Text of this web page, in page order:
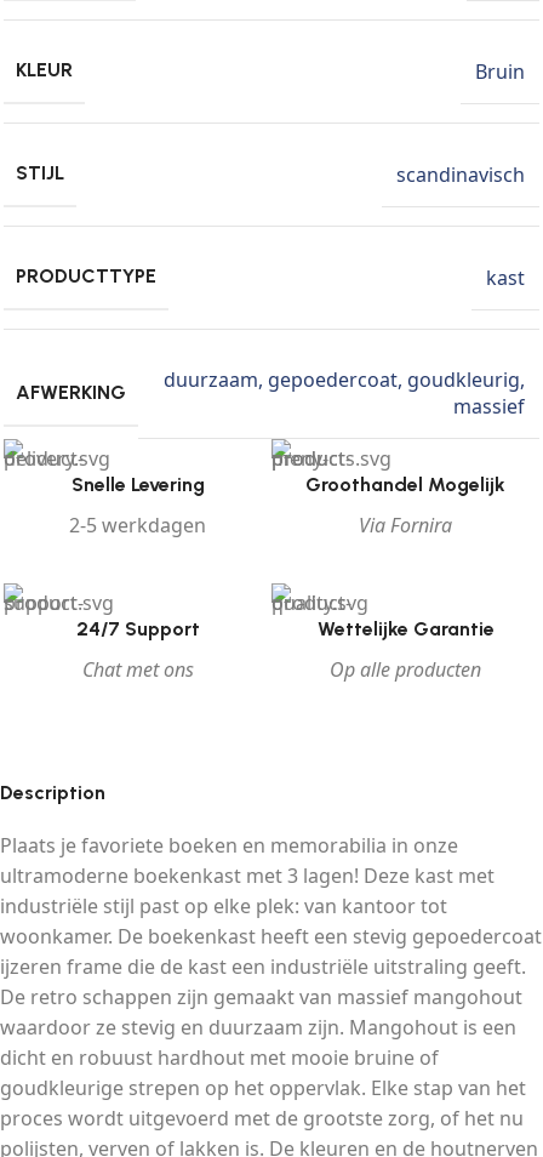
KLEUR Bruin
STIJL scandinavisch
PRODUCTTYPE kast
AFWERKING duurzaam, gepoedercoat, goudkleurig,
massief
Snelle Levering
2-5 werkdagen
Groothandel Mogelijk
Via Fornira
24/7 Support
Chat met ons
Wettelijke Garantie
Op alle producten
Description
Plaats je favoriete boeken en memorabilia in onze
ultramoderne boekenkast met 3 lagen! Deze kast met
industriële stijl past op elke plek: van kantoor tot
woonkamer. De boekenkast heeft een stevig gepoedercoat
ijzeren frame die de kast een industriële uitstraling geeft.
De retro schappen zijn gemaakt van massief mangohout
waardoor ze stevig en duurzaam zijn. Mangohout is een
dicht en robuust hardhout met mooie bruine of
goudkleurige strepen op het oppervlak. Elke stap van het
proces wordt uitgevoerd met de grootste zorg, of het nu
polijsten, verven of lakken is. De kleuren en de houtnerven